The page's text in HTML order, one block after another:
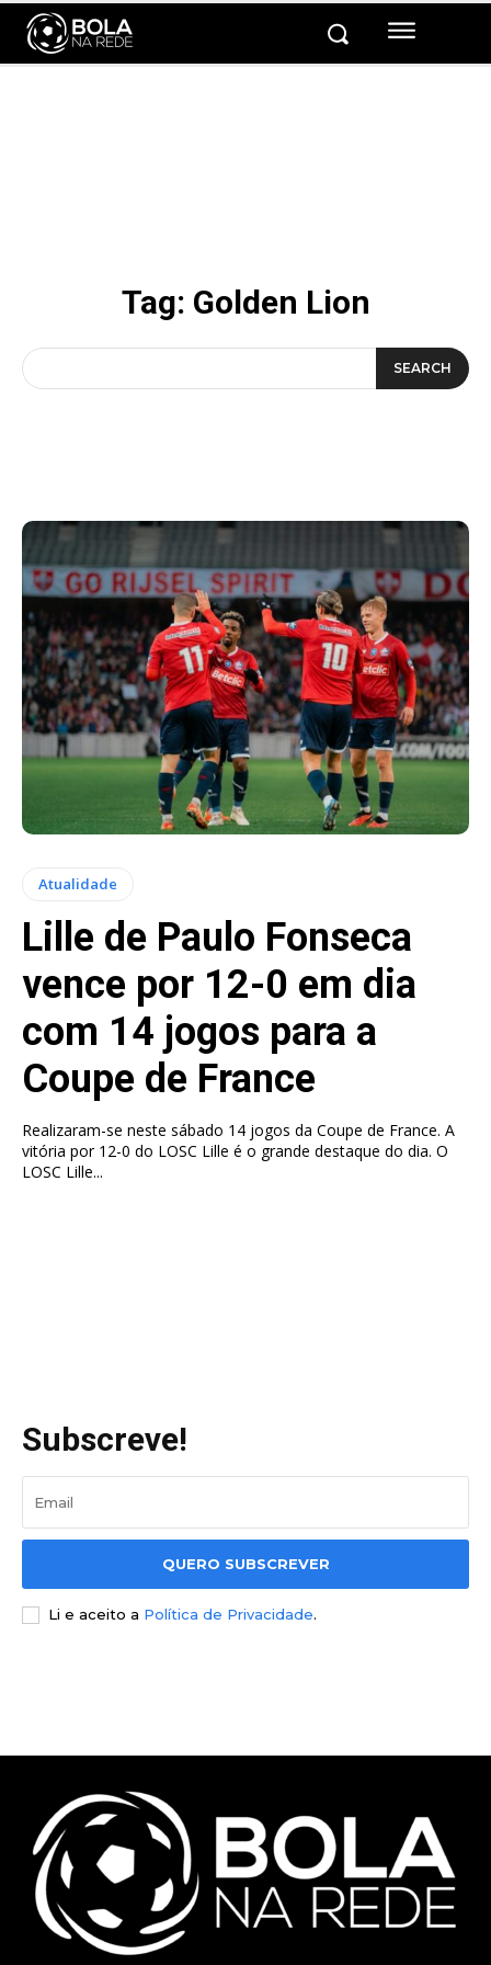
Tag: Golden Lion
SEARCH
Atualidade
Lille de Paulo Fonseca
vence por 12-0 em dia
com 14 jogos para a
Coupe de France
Realizaram-se neste sábado 14 jogos da Coupe de France. A
vitória por 12-0 do LOSC Lille é o grande destaque do dia. O
LOSC Lille...
Subscreve!
QUERO SUBSCREVER
Li e aceito a Política de Privacidade.